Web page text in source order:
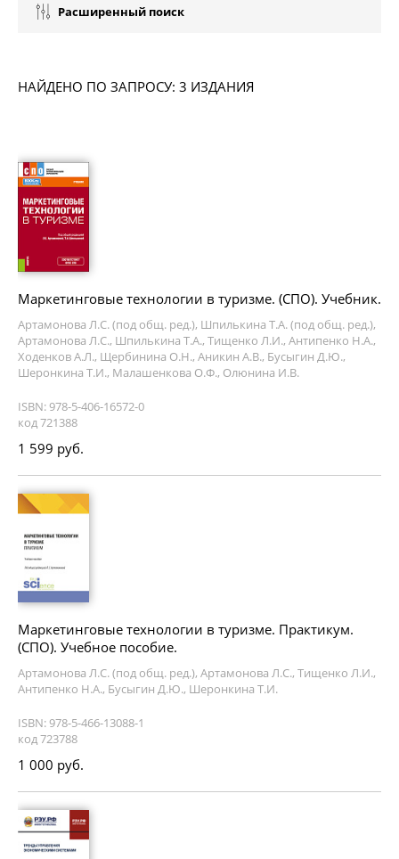
Расширенный поиск
НАЙДЕНО ПО ЗАПРОСУ: 3 ИЗДАНИЯ
Маркетинговые технологии в туризме. (СПО). Учебник.
Артамонова Л.С. (под общ. ред.), Шпилькина Т.А. (под общ. ред.),
Артамонова Л.С., Шпилькина Т.А., Тищенко Л.И., Антипенко Н.А.,
Ходенков А.Л., Щербинина О.Н., Аникин А.В., Бусыгин Д.Ю.,
Шеронкина Т.И., Малашенкова О.Ф., Олюнина И.В.
ISBN: 978-5-406-16572-0
код 721388
1 599 руб.
Маркетинговые технологии в туризме. Практикум.
(СПО). Учебное пособие.
Артамонова Л.С. (под общ. ред.), Артамонова Л.С., Тищенко Л.И.,
Антипенко Н.А., Бусыгин Д.Ю., Шеронкина Т.И.
ISBN: 978-5-466-13088-1
код 723788
1 000 руб.